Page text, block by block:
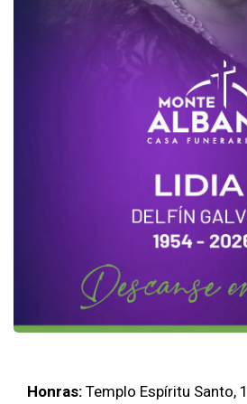
Honras: Templo Espíritu Santo,